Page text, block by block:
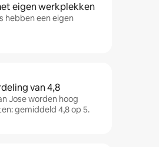
eigen werkplekken
hebben een eigen
van 4,8
Jose worden hoog
gemiddeld 4,8 op 5.